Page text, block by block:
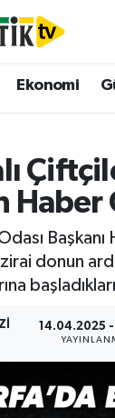
Ekonomi
Haber
donun
14.04.2025
Durumu ve